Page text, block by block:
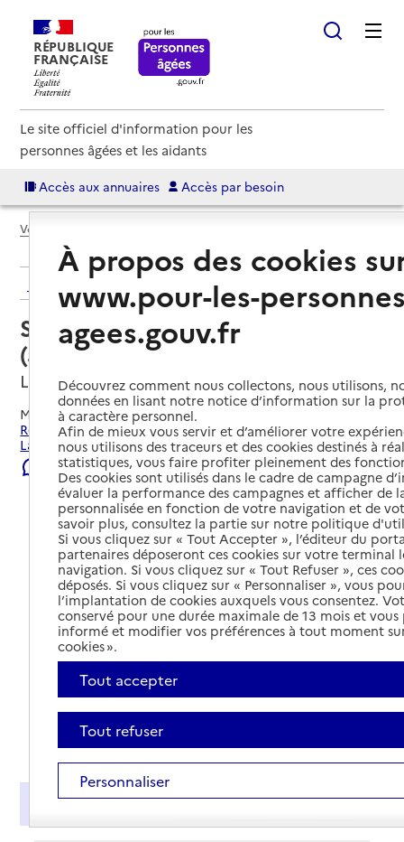
RÉPUBLIQUE
FRANÇAISE
Le site officiel d'information pour les
personnes âgées et les aidants
Accès aux annuaires Accès par besoin
Voir le fil d’Ariane
Retour aux résultats de l'annuaire
Service autonomie à domicile
(aide) – TJS SAP
Le Lavandou, VAR
Mis à jour le04/08/2026
Rechercher les établissements et services autour de Le
Lavandou.
Signaler une erreur
Présentation
À propos des cookies
www.pour-les-
agees.gouv.fr
Découvrez comment nous collectons, nous utilisons,
données en lisant notre notice d’information sur la
à caractère personnel.
Afin de mieux vous servir et d’améliorer votre
nous utilisons des traceurs et des cookies destinés à
statistiques, vous faire profiter pleinement des
Des cookies sont utilisés dans le cadre de campagne
évaluer la performance des campagnes et afficher de
personnalisée en fonction de votre navigation et de
savoir plus, consultez la partie sur notre politique
Si vous cliquez sur « Tout Accepter », l’éditeur du
partenaires déposeront ces cookies sur votre terminal
navigation. Si vous cliquez sur « Tout Refuser », ces
déposés. Si vous cliquez sur « Personnaliser », vous
l’implantation de cookies auxquels vous consentez.
conservé pour une durée maximale de 13 mois et
informé et modifier vos préférences à tout moment
cookies ».
Tout accepter
Tout refuser
Personnaliser